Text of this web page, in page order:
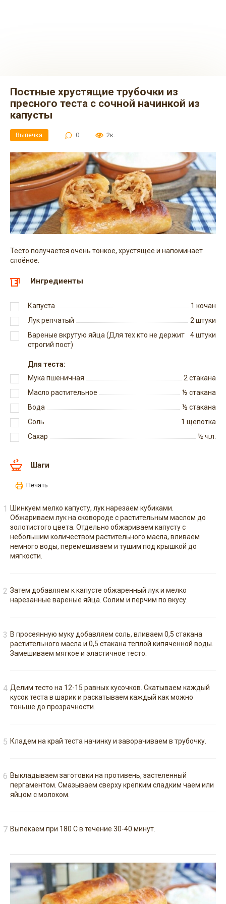
Постные хрустящие трубочки из
пресного теста с сочной начинкой из
капусты
Выпечка 0 2к.
Тесто получается очень тонкое, хрустящее и напоминает
слоёное.
Ингредиенты
Капуста 1 кочан
Лук репчатый
2штуки
Вареные вкрутую яйца (Для тех кто не держит
строгий пост)
4штуки
Для теста:
Мука пшеничная
2стакана
Масло растительное
½ стакана
Вода
½ стакана
Соль
1 щепотка
Сахар
½ ч.л.
Шаги
Печать
Шинкуем мелко капусту, лук нарезаем кубиками.
Обжариваем лук на сковороде с растительным маслом до
золотистого цвета. Отдельно обжариваем капусту с
небольшим количеством растительного масла, вливаем
немного воды, перемешиваем и тушим под крышкой до
мягкости.
Затем добавляем к капусте обжаренный лук и мелко
нарезанные вареные яйца. Солим и перчим по вкусу.
В просеянную муку добавляем соль, вливаем 0,5 стакана
растительного масла и 0,5 стакана теплой кипяченной воды.
Замешиваем мягкое и эластичное тесто.
Делим тесто на 12-15 равных кусочков. Скатываем каждый
кусок теста в шарик и раскатываем каждый как можно
тоньше до прозрачности.
Кладем на край теста начинку и заворачиваем в трубочку.
Выкладываем заготовки на противень, застеленный
пергаментом. Смазываем сверху крепким сладким чаем или
яйцом с молоком.
Выпекаем при 180 С в течение 30-40 минут.